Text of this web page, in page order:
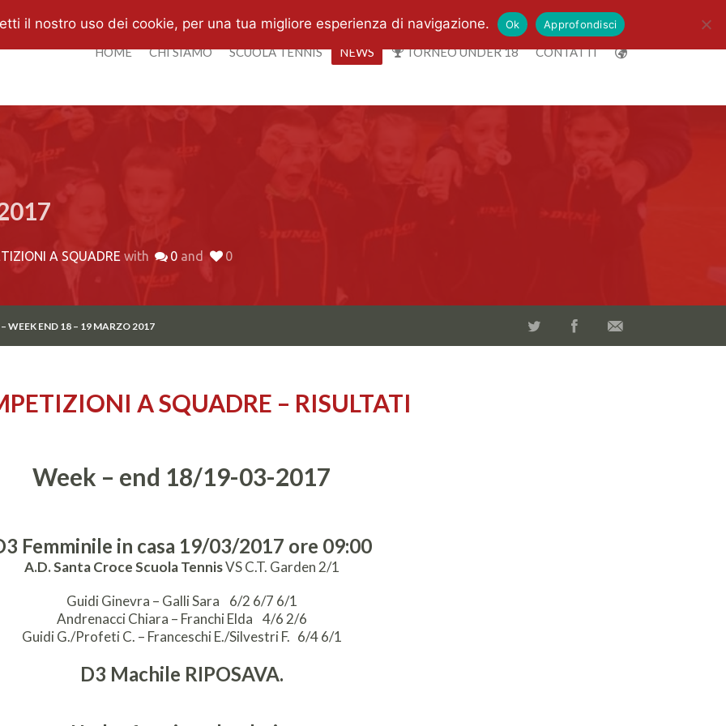
HOME CHI SIAMO SCUOLA TENNIS NEWS TORNEO UNDER 18 CONTATTI
A SQUADRE with 0 and 0
WEEK END 18 – 19 MARZO 2017
A SQUADRE – RISULTATI
Week – end 18/19-03-2017
Femminile in casa 19/03/2017 ore 09:00
A.D. Santa Croce Scuola TennisVS C.T. Garden 2/1
Guidi Ginevra – Galli Sara 6/2 6/7 6/1
Andrenacci Chiara – Franchi Elda 4/6 2/6
Guidi G./Profeti C. – Franceschi E./Silvestri F. 6/4 6/1
D3 Machile RIPOSAVA.
il nostro uso dei cookie, per una tua migliore esperienza di navigazione. Ok Approfondisci